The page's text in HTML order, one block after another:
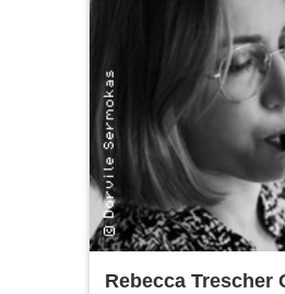
Rebecca Trescher